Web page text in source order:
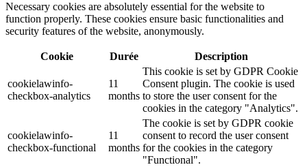
Necessary cookies are absolutely essential for the website to
function properly. These cookies ensure basic functionalities and
security features of the website, anonymously.
Cookie Durée Description
cookielawinfo-
checkbox-analytics
11
months
This cookie is set by GDPR Cookie
Consent plugin. The cookie is used
to store the user consent for the
cookies in the category "Analytics".
cookielawinfo-
checkbox-functional
11
months
The cookie is set by GDPR cookie
consent to record the user consent
for the cookies in the category
"Functional".